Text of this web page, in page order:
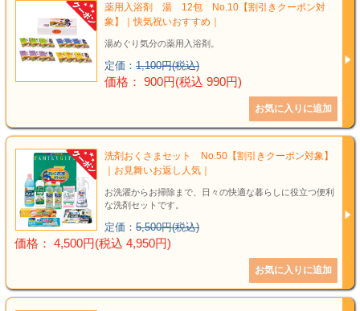
薬用入浴剤 湯 12包 No.10【割引きクーポン対
象】｜快気祝いおすすめ｜
湯めぐり気分の薬用入浴剤。
定価： 1,100円(税込)
価格： 900円(税込 990円)
洗剤おくさまセット No.50【割引きクーポン対象】
｜お見舞いお返し人気｜
お洗濯からお掃除まで、日々の快適な暮らしに役立つ便利
な洗剤セットです。
定価： 5,500円(税込)
価格： 4,500円(税込 4,950円)